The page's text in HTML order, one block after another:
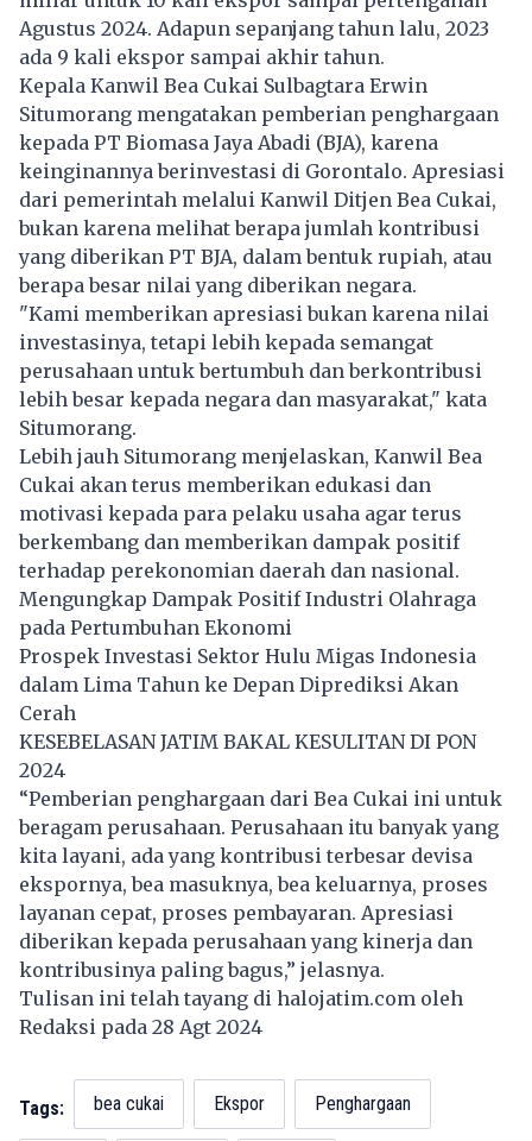
Agustus 2024. Adapun sepanjang tahun lalu, 2023
ada 9 kali ekspor sampai akhir tahun.
Kepala Kanwil Bea Cukai Sulbagtara Erwin
Situmorang mengatakan pemberian penghargaan
kepada PT Biomasa Jaya Abadi (BJA), karena
keinginannya berinvestasi di Gorontalo. Apresiasi
dari pemerintah melalui Kanwil Ditjen Bea Cukai,
bukan karena melihat berapa jumlah kontribusi
yang diberikan PT BJA, dalam bentuk rupiah, atau
berapa besar nilai yang diberikan negara.
"Kami memberikan apresiasi bukan karena nilai
investasinya, tetapi lebih kepada semangat
perusahaan untuk bertumbuh dan berkontribusi
lebih besar kepada negara dan masyarakat," kata
Situmorang.
Lebih jauh Situmorang menjelaskan, Kanwil Bea
Cukai akan terus memberikan edukasi dan
motivasi kepada para pelaku usaha agar terus
berkembang dan memberikan dampak positif
terhadap perekonomian daerah dan nasional.
Mengungkap Dampak Positif Industri Olahraga
pada Pertumbuhan Ekonomi
Prospek Investasi Sektor Hulu Migas Indonesia
dalam Lima Tahun ke Depan Diprediksi Akan
Cerah
KESEBELASAN JATIM BAKAL KESULITAN DI PON
2024
“Pemberian penghargaan dari Bea Cukai ini untuk
beragam perusahaan. Perusahaan itu banyak yang
kita layani, ada yang kontribusi terbesar devisa
ekspornya, bea masuknya, bea keluarnya, proses
layanan cepat, proses pembayaran. Apresiasi
diberikan kepada perusahaan yang kinerja dan
kontribusinya paling bagus,” jelasnya.
Tulisan ini telah tayang di halojatim.com oleh
Redaksi pada 28 Agt 2024
Tags: bea cukai Ekspor Penghargaan